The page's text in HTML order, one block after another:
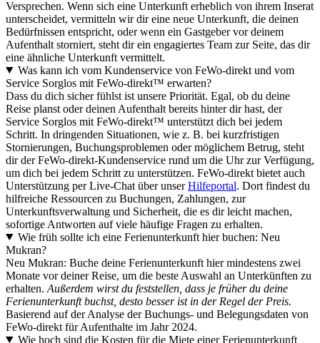
Versprechen. Wenn sich eine Unterkunft erheblich von ihrem Inserat
unterscheidet, vermitteln wir dir eine neue Unterkunft, die deinen
Bedürfnissen entspricht, oder wenn ein Gastgeber vor deinem
Aufenthalt storniert, steht dir ein engagiertes Team zur Seite, das dir
eine ähnliche Unterkunft vermittelt.
Was kann ich vom Kundenservice von FeWo-direkt und vom
Service Sorglos mit FeWo-direkt™ erwarten?
Dass du dich sicher fühlst ist unsere Priorität. Egal, ob du deine
Reise planst oder deinen Aufenthalt bereits hinter dir hast, der
Service Sorglos mit FeWo-direkt™ unterstützt dich bei jedem
Schritt. In dringenden Situationen, wie z. B. bei kurzfristigen
Stornierungen, Buchungsproblemen oder möglichem Betrug, steht
dir der FeWo-direkt-Kundenservice rund um die Uhr zur Verfügung,
um dich bei jedem Schritt zu unterstützen. FeWo-direkt bietet auch
Unterstützung per Live-Chat über unserHilfeportal. Dort findest du
hilfreiche Ressourcen zu Buchungen, Zahlungen, zur
Unterkunftsverwaltung und Sicherheit, die es dir leicht machen,
sofortige Antworten auf viele häufige Fragen zu erhalten.
Wie früh sollte ich eine Ferienunterkunft hier buchen: Neu
Mukran?
Neu Mukran: Buche deine Ferienunterkunft hier mindestens zwei
Monate vor deiner Reise, um die beste Auswahl an Unterkünften zu
erhalten. Außerdem wirst du feststellen, dass je früher du deine
Ferienunterkunft buchst, desto besser ist in der Regel der Preis.
Basierend auf der Analyse der Buchungs- und Belegungsdaten von
FeWo-direkt für Aufenthalte im Jahr 2024.
Wie hoch sind die Kosten für die Miete einer Ferienunterkunft